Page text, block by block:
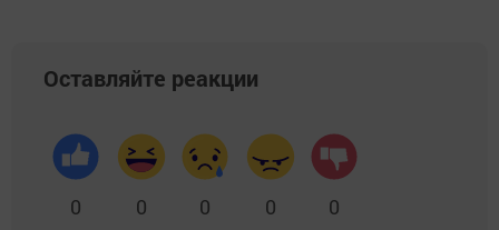
Оставляйте реакции
0 0 0 0 0